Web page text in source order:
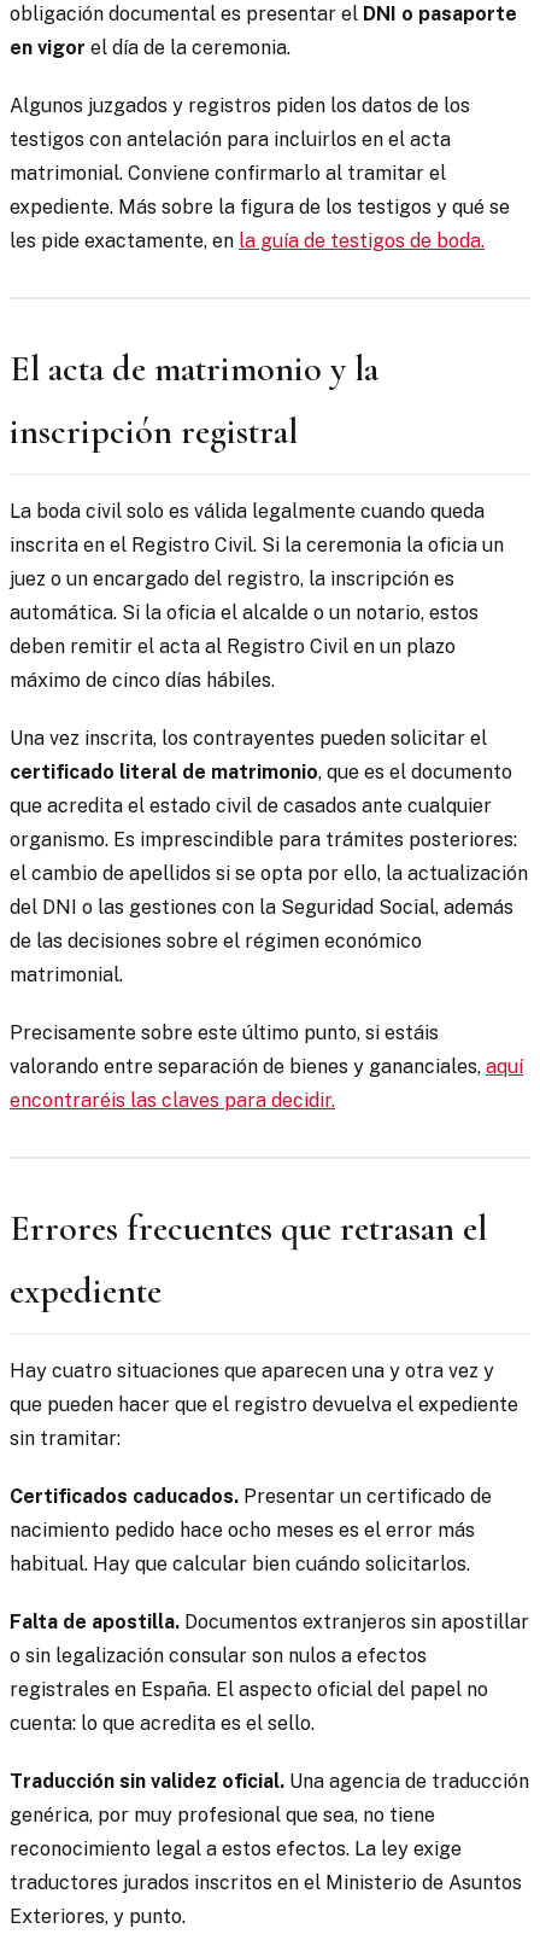
obligación documental es presentar el DNI o pasaporte
en vigor el día de la ceremonia.
Algunos juzgados y registros piden los datos de los
testigos con antelación para incluirlos en el acta
matrimonial. Conviene confirmarlo al tramitar el
expediente. Más sobre la figura de los testigos y qué se
les pide exactamente, en la guía de testigos de boda.
El acta de matrimonio y la
inscripción registral
La boda civil solo es válida legalmente cuando queda
inscrita en el Registro Civil. Si la ceremonia la oficia un
juez o un encargado del registro, la inscripción es
automática. Si la oficia el alcalde o un notario, estos
deben remitir el acta al Registro Civil en un plazo
máximo de cinco días hábiles.
Una vez inscrita, los contrayentes pueden solicitar el
certificado literal de matrimonio, que es el documento
que acredita el estado civil de casados ante cualquier
organismo. Es imprescindible para trámites posteriores:
el cambio de apellidos si se opta por ello, la actualización
del DNI o las gestiones con la Seguridad Social, además
de las decisiones sobre el régimen económico
matrimonial.
Precisamente sobre este último punto, si estáis
valorando entre separación de bienes y gananciales, aquí
encontraréis las claves para decidir.
Errores frecuentes que retrasan el
expediente
Hay cuatro situaciones que aparecen una y otra vez y
que pueden hacer que el registro devuelva el expediente
sin tramitar:
Certificados caducados. Presentar un certificado de
nacimiento pedido hace ocho meses es el error más
habitual. Hay que calcular bien cuándo solicitarlos.
Falta de apostilla. Documentos extranjeros sin apostillar
o sin legalización consular son nulos a efectos
registrales en España. El aspecto oficial del papel no
cuenta: lo que acredita es el sello.
Traducción sin validez oficial. Una agencia de traducción
genérica, por muy profesional que sea, no tiene
reconocimiento legal a estos efectos. La ley exige
traductores jurados inscritos en el Ministerio de Asuntos
Exteriores, y punto.